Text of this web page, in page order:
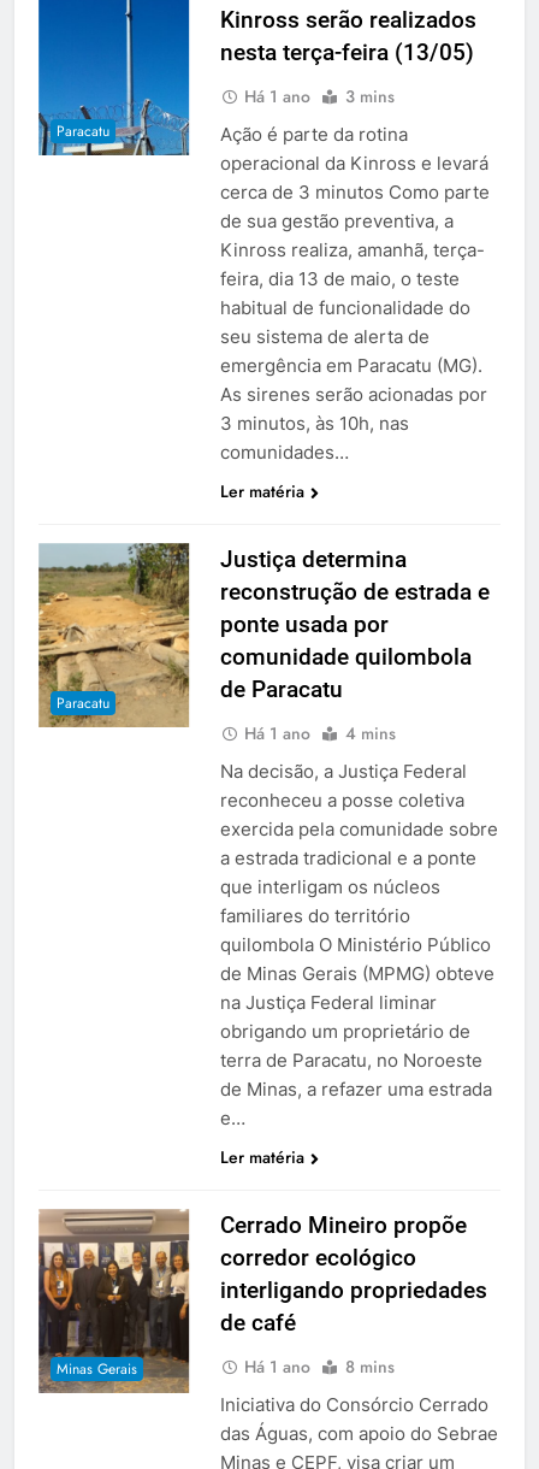
Paracatu
Kinross serão realizados
nesta terça-feira (13/05)
Há 1 ano 3 mins
Ação é parte da rotina
operacional da Kinross e levará
cerca de 3 minutos Como parte
de sua gestão preventiva, a
Kinross realiza, amanhã, terça-
feira, dia 13 de maio, o teste
habitual de funcionalidade do
seu sistema de alerta de
emergência em Paracatu (MG).
As sirenes serão acionadas por
3 minutos, às 10h, nas
comunidades…
Ler matéria
Paracatu
Justiça determina
reconstrução de estrada e
ponte usada por
comunidade quilombola
de Paracatu
Há 1 ano 4 mins
Na decisão, a Justiça Federal
reconheceu a posse coletiva
exercida pela comunidade sobre
a estrada tradicional e a ponte
que interligam os núcleos
familiares do território
quilombola O Ministério Público
de Minas Gerais (MPMG) obteve
na Justiça Federal liminar
obrigando um proprietário de
terra de Paracatu, no Noroeste
de Minas, a refazer uma estrada
e…
Ler matéria
Minas Gerais
Cerrado Mineiro propõe
corredor ecológico
interligando propriedades
de café
Há 1 ano 8 mins
Iniciativa do Consórcio Cerrado
das Águas, com apoio do Sebrae
Minas e CEPF, visa criar um